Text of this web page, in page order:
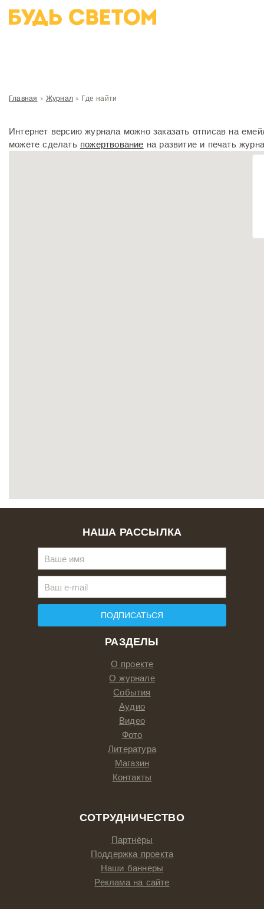
Главная » Журнал » Где найти
Интернет версию журнала можно заказать отписав на
можете сделать пожертвование на развитие и печать
РАЗДЕЛЫ
О проекте
О журнале
События
Аудио
Видео
Фото
Литература
Магазин
Контакты
СОТРУДНИЧЕСТВО
Партнёры
Поддержка проекта
Наши баннеры
Реклама на сайте
НАША РАССЫЛКА
ПОДПИСАТЬСЯ